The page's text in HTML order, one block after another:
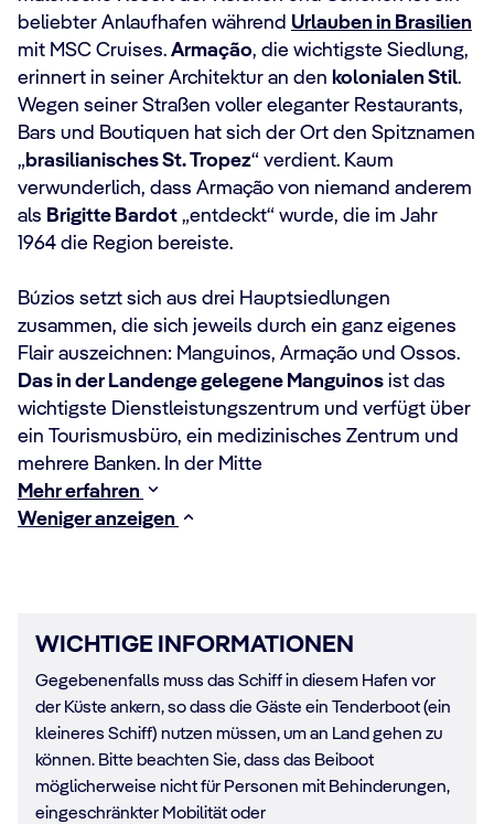
beliebter Anlaufhafen während Urlauben in Brasilien
mit MSC Cruises. Armação, die wichtigste Siedlung,
erinnert in seiner Architektur an den kolonialen Stil.
Wegen seiner Straßen voller eleganter Restaurants,
Bars und Boutiquen hat sich der Ort den Spitznamen
„brasilianisches St. Tropez“ verdient. Kaum
verwunderlich, dass Armação von niemand anderem
als Brigitte Bardot „entdeckt“ wurde, die im Jahr
1964 die Region bereiste.
Búzios setzt sich aus drei Hauptsiedlungen
zusammen, die sich jeweils durch ein ganz eigenes
Flair auszeichnen: Manguinos, Armação und Ossos.
Das in der Landenge gelegene Manguinos ist das
wichtigste Dienstleistungszentrum und verfügt über
ein Tourismusbüro, ein medizinisches Zentrum und
mehrere Banken. In der Mitte
Mehr erfahren
Weniger anzeigen
WICHTIGE INFORMATIONEN
Gegebenenfalls muss das Schiff in diesem Hafen vor
der Küste ankern, so dass die Gäste ein Tenderboot (ein
kleineres Schiff) nutzen müssen, um an Land gehen zu
können. Bitte beachten Sie, dass das Beiboot
möglicherweise nicht für Personen mit Behinderungen,
eingeschränkter Mobilität oder